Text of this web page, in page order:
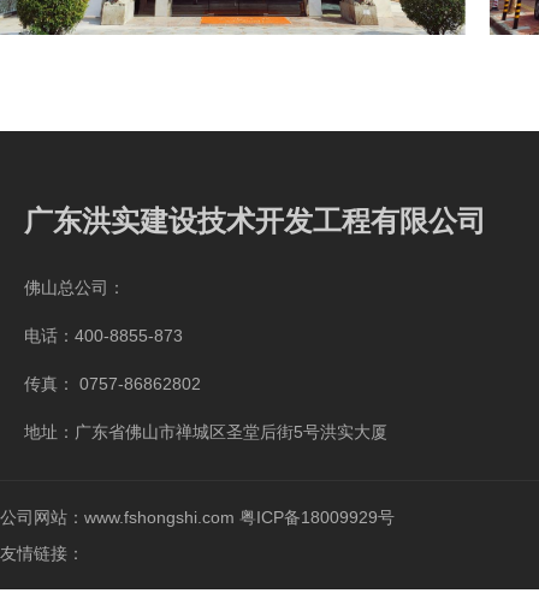
广东洪实建设技术开发工程有限公司
佛山总公司：
电话：400-8855-873
传真： 0757-86862802
地址：广东省佛山市禅城区圣堂后街5号洪实大厦
公司网站：www.fshongshi.com 粤ICP备18009929号
友情链接：